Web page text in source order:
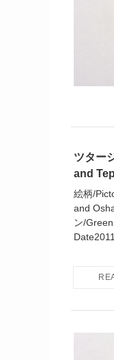
ツター
and
絵柄/
and
ン/